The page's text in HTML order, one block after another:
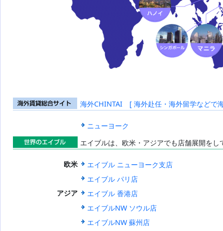
海外賃貸総合
海外CHINTAI [ 海外赴任・海外留学などで
ニューヨーク
世界のエイブ
エイブルは、欧米・アジアでも店舗展開を
欧米
エイブル ニューヨーク支店
エイブル パリ店
アジア
エイブル 香港店
エイブルNW ソウル店
エイブルNW 蘇州店